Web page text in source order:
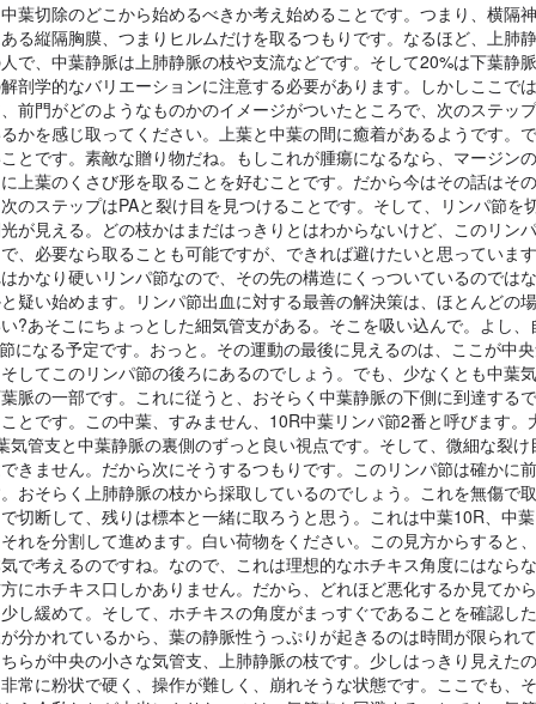
葉切除のどこから始めるべきか考え始めることです。つまり、横隔
る縦隔胸膜、つまりヒルムだけを取るつもりです。なるほど、上肺
で、中葉静脈は上肺静脈の枝や支流などです。そして20%は下葉静
剖学的なバリエーションに注意する必要があります。しかしここで
前門がどのようなものかのイメージがついたところで、次のステッ
かを感じ取ってください。上葉と中葉の間に癒着があるようです。
とです。素敵な贈り物だね。もしこれが腫瘍になるなら、マージン
上葉のくさび形を取ることを好むことです。だから今はその話はそ
のステップはPAと裂け目を見つけることです。そして、リンパ節を
が見える。どの枝かはまだはっきりとはわからないけど、このリン
、必要なら取ることも可能ですが、できれば避けたいと思っていま
なり硬いリンパ節なので、その先の構造にくっついているのではな
疑い始めます。リンパ節出血に対する最善の解決策は、ほとんどの
?あそこにちょっとした細気管支がある。そこを吸い込んで。よし
になる予定です。おっと。その運動の最後に見えるのは、ここが中
してこのリンパ節の後ろにあるのでしょう。でも、少なくとも中葉
脈の一部です。これに従うと、おそらく中葉静脈の下側に到達する
とです。この中葉、すみません、10R中葉リンパ節2番と呼びます。
管支と中葉静脈の裏側のずっと良い視点です。そして、微細な裂
きません。だから次にそうするつもりです。このリンパ節は確かに
おそらく上肺静脈の枝から採取しているのでしょう。これを無傷で
切断して、残りは標本と一緒に取ろうと思う。これは中葉10R、中葉
れを分割して進めます。白い荷物をください。この見方からすると
で考えるのですね。なので、これは理想的なホチキス角度にはならな
にホチキス口しかありません。だから、どれほど悪化するか見てか
し緩めて。そして、ホチキスの角度がまっすぐであることを確認し
分かれているから、葉の静脈性うっぷりが起きるのは時間が限られて
らが中央の小さな気管支、上肺静脈の枝です。少しはっきり見えた
常に粉状で硬く、操作が難しく、崩れそうな状態です。ここでも、